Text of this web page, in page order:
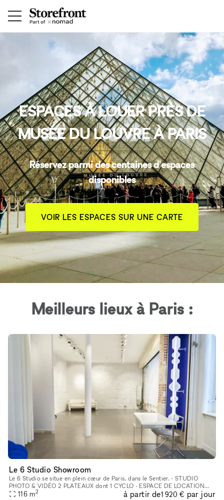
ESPACES À LOUER PRÈS DE
MUSÉE DU LOUVRE À PARIS
Réservez parmi des centaines d'espaces
disponibles
VOIR LES ESPACES SUR UNE CARTE
Meilleurs lieux à Paris :
Le 6 Studio Showroom
Le 6 Studio se situe en plein cœur de Paris, dans le Sentier. - STUDIO
PHOTO & VIDÉO 2 PLATEAUX dont 1 CYCLO - ESPACE DE LOCATION
POUR SHOWROOMS / EXPOSITIONS / CASTINGS
116 m2 à partir de1 920 € par jour